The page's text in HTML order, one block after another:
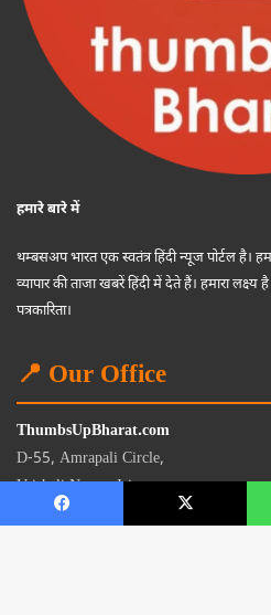
हमारे बारे में
थम्बसअप भारत एक स्वतंत्र हिंदी न्यूज पोर्टल है।
व्यापार की ताजा खबरें हिंदी में देते हैं। हमारा
पत्रकारिता।
📍 Our Office
ThumbsUpBharat.com
D-55, Amrapali Circle,
Vaishali Nagar, Jaipur
Rajasthan - 302021